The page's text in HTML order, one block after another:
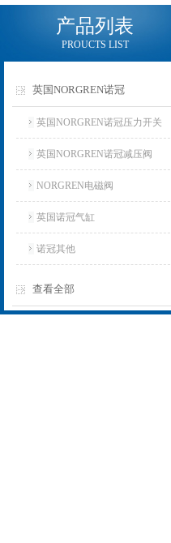
产品列表
PROUCTS LIST
英国NORGREN诺冠
英国NORGREN诺冠压力开关
英国NORGREN诺冠减压阀
NORGREN电磁阀
英国诺冠气缸
诺冠其他
查看全部